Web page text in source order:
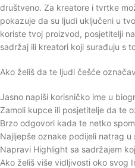
društveno. Za kreatore i tvrtke
pokazuje da su ljudi uključeni u
koriste tvoj proizvod, posjetitelji
sadržaj ili kreatori koji surađuju s
Ako želiš da te ljudi češće
Jasno napiši korisničko ime u
Zamoli kupce ili posjetitelje da te
Brzo odgovori kada te netko
Najljepše oznake podijeli natrag u
Napravi Highlight sa sadržajem
Ako želiš više vidljivosti oko svog